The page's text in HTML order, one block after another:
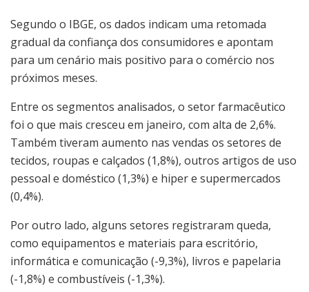
Segundo o IBGE, os dados indicam uma retomada
gradual da confiança dos consumidores e apontam
para um cenário mais positivo para o comércio nos
próximos meses.
Entre os segmentos analisados, o setor farmacêutico
foi o que mais cresceu em janeiro, com alta de 2,6%.
Também tiveram aumento nas vendas os setores de
tecidos, roupas e calçados (1,8%), outros artigos de uso
pessoal e doméstico (1,3%) e hiper e supermercados
(0,4%).
Por outro lado, alguns setores registraram queda,
como equipamentos e materiais para escritório,
informática e comunicação (-9,3%), livros e papelaria
(-1,8%) e combustíveis (-1,3%).